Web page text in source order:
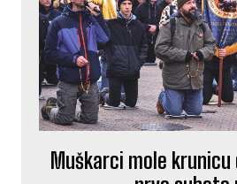
Muškarci mole